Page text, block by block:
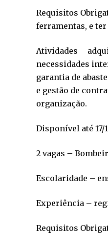
Requisitos
ferramentas, e
Atividades –
necessidades
garantia de
e gestão de
organização.
Disponível até 17/
2 vagas –
Escolaridade –
Experiência –
Requisitos